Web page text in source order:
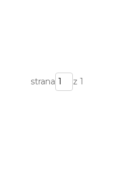
strana z 1